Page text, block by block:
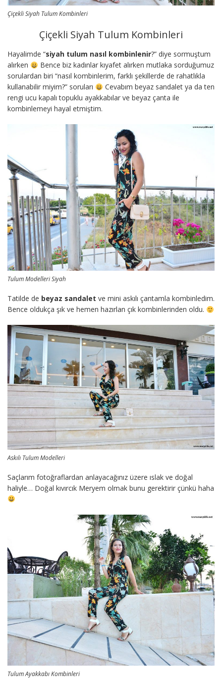
Çiçekli Siyah Tulum Kombinleri
Çiçekli Siyah Tulum Kombinleri
Hayalimde “siyah tulum nasıl kombinlenir?” diye sormuştum
alırken
Bence biz kadınlar kıyafet alırken mutlaka sorduğumuz
sorulardan biri “nasıl kombinlerim, farklı şekillerde de rahatlıkla
kullanabilir miyim?” soruları
Cevabım beyaz sandalet ya da ten
rengi ucu kapalı topuklu ayakkabılar ve beyaz çanta ile
kombinlemeyi hayal etmiştim.
Tulum Modelleri Siyah
Tatilde de beyaz sandalet ve mini askılı çantamla kombinledim.
Bence oldukça şık ve hemen hazırlan çık kombinlerinden oldu.
Askılı Tulum Modelleri
Saçlarım fotoğraflardan anlayacağınız üzere ıslak ve doğal
haliyle… Doğal kıvırcık Meryem olmak bunu gerektirir çünkü haha
Tulum Ayakkabı Kombinleri